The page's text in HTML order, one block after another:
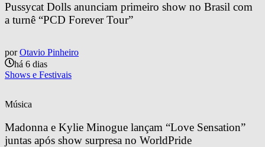
Pussycat Dolls anunciam primeiro show no Brasil com
a turnê “PCD Forever Tour”
por Otavio Pinheiro
há 6 dias
Shows e Festivais
Música
Madonna e Kylie Minogue lançam “Love Sensation”
juntas após show surpresa no WorldPride